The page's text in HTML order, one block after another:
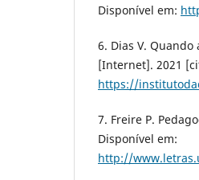
Disponível em:
6. Dias V.
[Internet]. 2021
https://
7. Freire P.
Disponível em:
http://